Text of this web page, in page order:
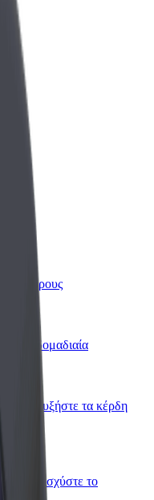
σας όρους
εβδομαδιαία
και αυξήστε τα κέρδη
και ενισχύστε το